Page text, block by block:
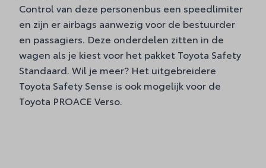
Control van deze personenbus een speedlimiter
en zijn er airbags aanwezig voor de bestuurder
en passagiers. Deze onderdelen zitten in de
wagen als je kiest voor het pakket Toyota Safety
Standaard. Wil je meer? Het uitgebreidere
Toyota Safety Sense is ook mogelijk voor de
Toyota PROACE Verso.